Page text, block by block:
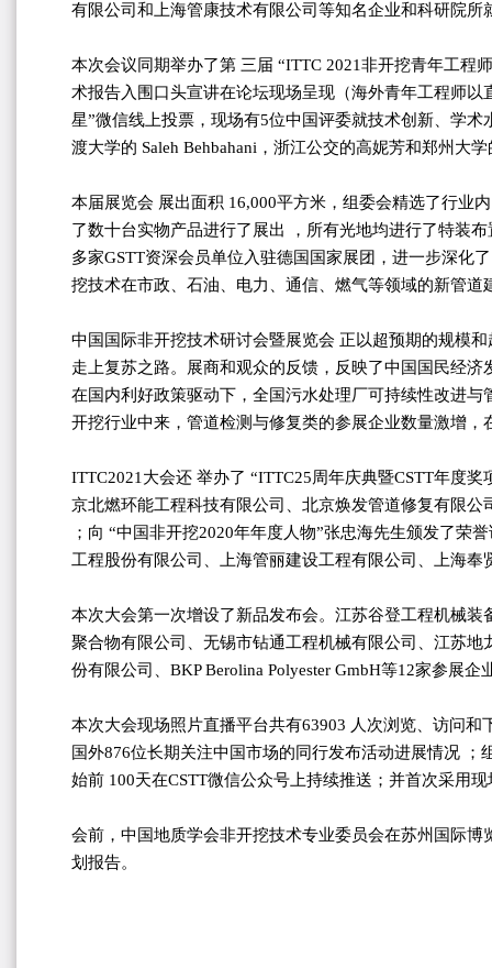
有限公司和上海管康技术有限公司等知名企业和科研院
本次会议同期举办了第 三届 “ITTC 2021非开挖青年工程
术报告入围口头宣讲在论坛现场呈现（海外青年工程师
星”微信线上投票，现场有5位中国评委就技术创新、学
渡大学的 Saleh Behbahani，浙江公交的高妮芳和郑州大
本届展览会 展出面积 16,000平方米，组委会精选了行业
了数十台实物产品进行了展出 ，所有光地均进行了特装
多家GSTT资深会员单位入驻德国国家展团，进一步深化
挖技术在市政、石油、电力、通信、燃气等领域的新管
中国国际非开挖技术研讨会暨展览会 正以超预期的规模
走上复苏之路。展商和观众的反馈，反映了中国国民经
在国内利好政策驱动下，全国污水处理厂可持续性改进
开挖行业中来，管道检测与修复类的参展企业数量激增
ITTC2021大会还 举办了 “ITTC25周年庆典暨CSTT年度
京北燃环能工程科技有限公司、北京焕发管道修复有限
；向 “中国非开挖2020年年度人物”张忠海先生颁发了
工程股份有限公司、上海管丽建设工程有限公司、上海
本次大会第一次增设了新品发布会。江苏谷登工程机械
聚合物有限公司、无锡市钻通工程机械有限公司、江苏
份有限公司、BKP Berolina Polyester GmbH等12家参展
本次大会现场照片直播平台共有63903 人次浏览、访问
国外876位长期关注中国市场的同行发布活动进展情况
始前 100天在CSTT微信公众号上持续推送；并首次采用
会前，中国地质学会非开挖技术专业委员会在苏州国际
划报告。